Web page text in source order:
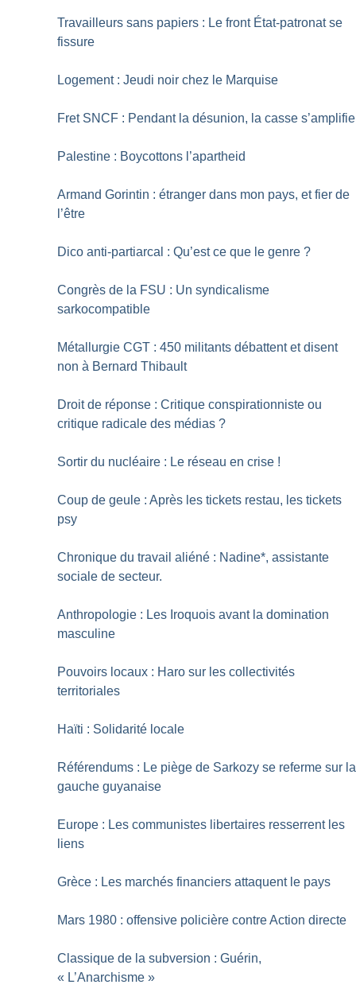
Travailleurs sans papiers : Le front État-patronat se
fissure
Logement : Jeudi noir chez le Marquise
Fret SNCF : Pendant la désunion, la casse s’amplifie
Palestine : Boycottons l’apartheid
Armand Gorintin : étranger dans mon pays, et fier de
l’être
Dico anti-partiarcal : Qu’est ce que le genre ?
Congrès de la FSU : Un syndicalisme
sarkocompatible
Métallurgie CGT : 450 militants débattent et disent
non à Bernard Thibault
Droit de réponse : Critique conspirationniste ou
critique radicale des médias ?
Sortir du nucléaire : Le réseau en crise !
Coup de geule : Après les tickets restau, les tickets
psy
Chronique du travail aliéné : Nadine*, assistante
sociale de secteur.
Anthropologie : Les Iroquois avant la domination
masculine
Pouvoirs locaux : Haro sur les collectivités
territoriales
Haïti : Solidarité locale
Référendums : Le piège de Sarkozy se referme sur la
gauche guyanaise
Europe : Les communistes libertaires resserrent les
liens
Grèce : Les marchés financiers attaquent le pays
Mars 1980 : offensive policière contre Action directe
Classique de la subversion : Guérin,
« L’Anarchisme »